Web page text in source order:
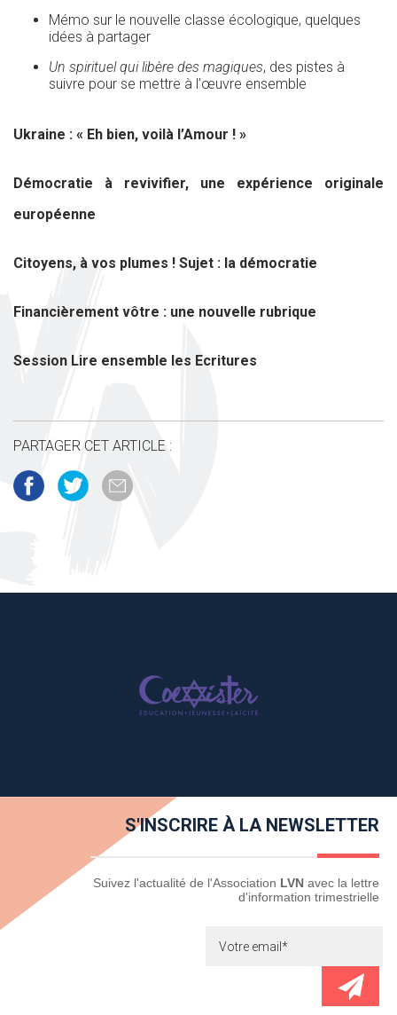
Mémo sur le nouvelle classe écologique, quelques
idées à partager
Un spirituel qui libère des magiques, des pistes à
suivre pour se mettre à l’œuvre ensemble
Ukraine : « Eh bien, voilà l’Amour ! »
Démocratie à revivifier, une expérience originale
européenne
Citoyens, à vos plumes ! Sujet : la démocratie
Financièrement vôtre : une nouvelle rubrique
Session Lire ensemble les Ecritures
PARTAGER CET ARTICLE :
S'INSCRIRE À LA NEWSLETTER
Newsletter Suivez l'actualité de l'Association LVN avec la lettre
d'information trimestrielle